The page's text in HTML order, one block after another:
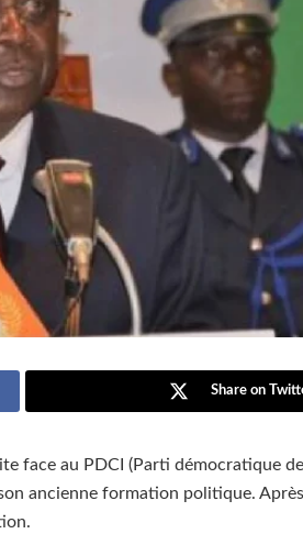
Share on
face au PDCI (Parti démocratique
ancienne formation politique.